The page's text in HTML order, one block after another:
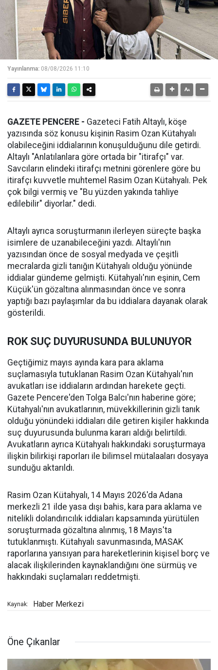
Yayınlanma: 08/08/2026 11:10
GAZETE PENCERE - Gazeteci Fatih Altaylı, köşe
yazısında söz konusu kişinin Rasim Ozan Kütahyalı
olabileceğini iddialarının konuşulduğunu dile getirdi.
Altaylı "Anlatılanlara göre ortada bir "itirafçı" var.
Savcıların elindeki itirafçı metnini görenlere göre bu
itirafçı kuvvetle muhtemel Rasim Ozan Kütahyalı. Pek
çok bilgi vermiş ve "Bu yüzden yakında tahliye
edilebilir" diyorlar." dedi.
Altaylı ayrıca soruşturmanın ilerleyen süreçte başka
isimlere de uzanabileceğini yazdı. Altaylı'nın
yazısından önce de sosyal medyada ve çeşitli
mecralarda gizli tanığın Kütahyalı olduğu yönünde
iddialar gündeme gelmişti. Kütahyalı'nın eşinin, Cem
Küçük'ün gözaltına alınmasından önce ve sonra
yaptığı bazı paylaşımlar da bu iddialara dayanak olarak
gösterildi.
ROK SUÇ DUYURUSUNDA BULUNUYOR
Geçtiğimiz mayıs ayında kara para aklama
suçlamasıyla tutuklanan Rasim Ozan Kütahyalı'nın
avukatları ise iddiaların ardından harekete geçti.
Gazete Pencere'den Tolga Balcı'nın haberine göre;
Kütahyalı'nın avukatlarının, müvekkillerinin gizli tanık
olduğu yönündeki iddiaları dile getiren kişiler hakkında
suç duyurusunda bulunma kararı aldığı belirtildi.
Avukatların ayrıca Kütahyalı hakkındaki soruşturmaya
ilişkin bilirkişi raporları ile bilimsel mütalaaları dosyaya
sunduğu aktarıldı.
Rasim Ozan Kütahyalı, 14 Mayıs 2026'da Adana
merkezli 21 ilde yasa dışı bahis, kara para aklama ve
nitelikli dolandırıcılık iddiaları kapsamında yürütülen
soruşturmada gözaltına alınmış, 18 Mayıs'ta
tutuklanmıştı. Kütahyalı savunmasında, MASAK
raporlarına yansıyan para hareketlerinin kişisel borç ve
alacak ilişkilerinden kaynaklandığını öne sürmüş ve
hakkındaki suçlamaları reddetmişti.
Kaynak: Haber Merkezi
Öne Çıkanlar